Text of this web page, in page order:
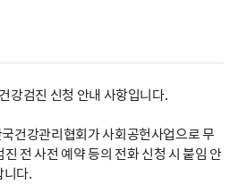
강검진 신청 안내 사항입니다.
건강관리협회가 사회공헌사업으로 무
전 사전 예약 등의 전화 신청 시 붙임 안
니다.